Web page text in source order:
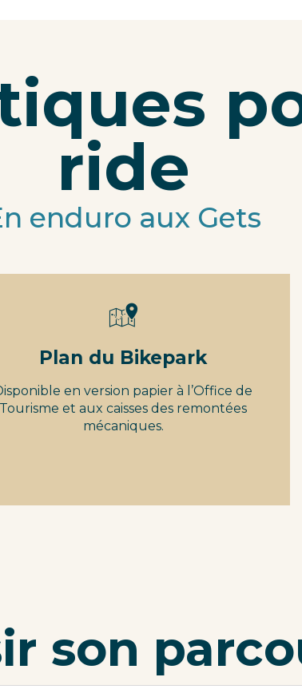
ride
enduro aux Gets
Plan du Bikepark
en version papier à l’Office de
Tourisme et aux caisses des remontées
mécaniques.
son